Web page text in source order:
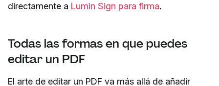
directamente a Lumin Sign para firma.
Todas las formas en que puedes
editar un PDF
El arte de editar un PDF va más allá de añadir